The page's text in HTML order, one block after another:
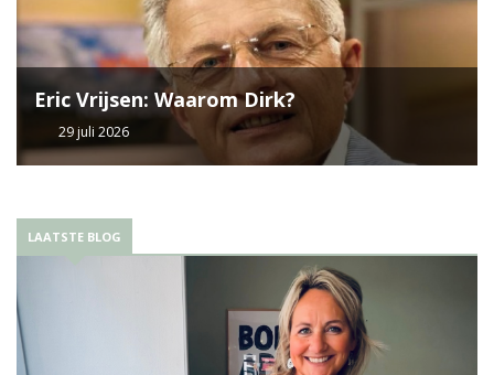
Eric Vrijsen: Waarom Dirk?
29 juli 2026
LAATSTE BLOG